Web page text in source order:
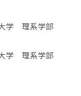
学 理系学部
学 理系学部